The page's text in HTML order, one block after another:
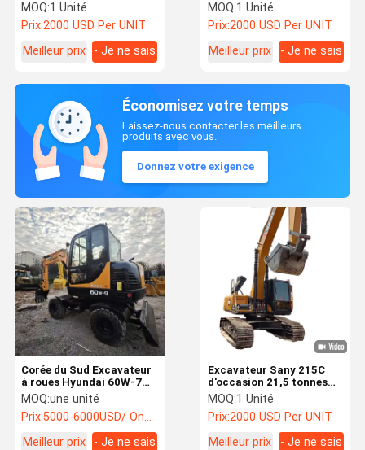
Yanmar Moteur
Excavateurs à rouleaux
utilisés
MOQ:1 Unité
Prix:2000 USD Per UNIT
Meilleur prix
- Je ne sais
Excavateur d'occasion
SANY Sy215C Sy95C
Excavateurs
MOQ:1 Unité
Prix:2000 USD Per UNIT
Meilleur prix
- Je ne sais
Économisez votre temps
Laissez-nous contacter les meilleurs
produits avec vous.
Donnez votre exigence
Excavateur Sany 215C
d'occasion 21,5 tonnes
Excavateur Sany Crawler
d'occasion
MOQ:1 Unité
Prix:2000 USD Per UNIT
Meilleur prix
- Je ne sais
Corée du Sud Excavateur
à roues Hyundai 60W-7
d'occasion avec de
bonnes performances
Excavateur à roues
Hyundai d'occasion
MOQ:une unité
Prix:5000-6000USD/ One Unit
Meilleur prix
- Je ne sais